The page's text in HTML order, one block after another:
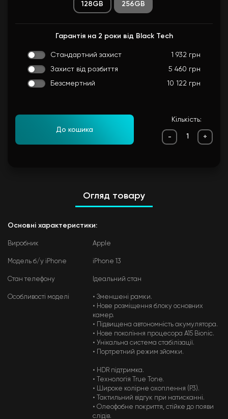
128GB 256GB
Гарантія на 2 роки від Black Tech
Стандартний захист
1 932 грн
Захист від розбиття
5 460 грн
Безсмертний
10 122 грн
До кошика
Кількість:
- +
Огляд товару
Основні характеристики:
Виробник Apple
Модель б/у iPhone iPhone 13
Стан телефону Ідеальний стан
Особливості моделі
• Зменшені рамки.
• Нове розміщення блоку основних
камер.
• Підвищена автономність акумулятора.
• Нове покоління процесора A15 Bionic.
• Унікальна система стабілізації.
• Портретний режим зйомки.
• HDR підтримка.
• Технологія True Tone.
• Широке колірне охоплення (P3).
• Тактильний відгук при натисканні.
• Олеофобне покриття, стійке до появи
слідів.